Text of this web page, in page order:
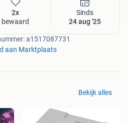
2x
bewaard
Sinds
24 aug '25
a1517087731
aan Marktplaats
Bekijk alles